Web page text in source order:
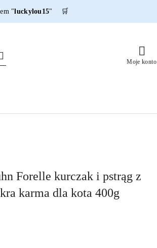
"luckylou15" 🛒
Moje konto
Forelle kurczak i pstrąg z
karma dla kota 400g